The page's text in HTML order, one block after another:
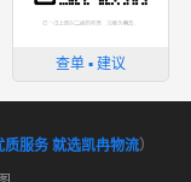
查单 ▪ 建议
质服务 就选凯冉物流）